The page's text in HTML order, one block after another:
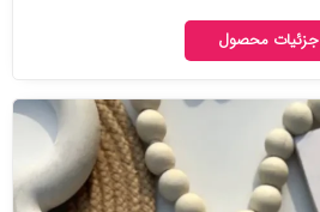
جزئیات محصول